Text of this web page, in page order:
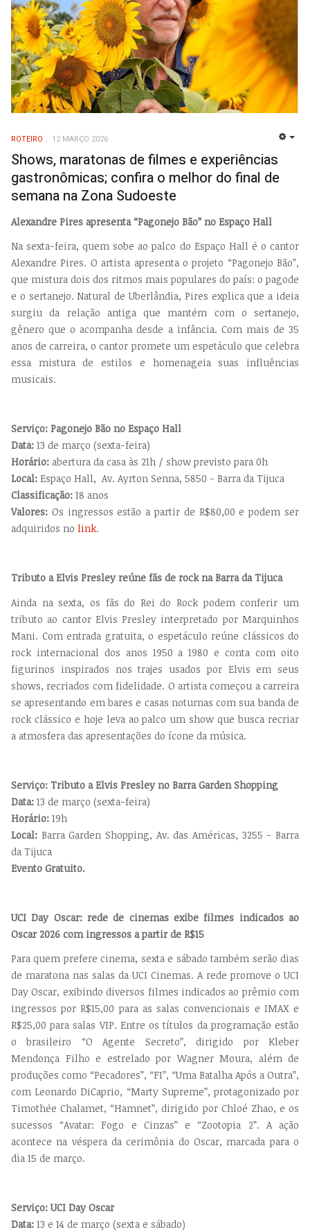
ROTEIRO 12 MARÇO 2026
Shows, maratonas de filmes e experiências
gastronômicas; confira o melhor do final de
semana na Zona Sudoeste
Alexandre Pires apresenta “Pagonejo Bão” no Espaço Hall
Na sexta-feira, quem sobe ao palco do Espaço Hall é o cantor
Alexandre Pires. O artista apresenta o projeto “Pagonejo Bão”,
que mistura dois dos ritmos mais populares do país: o pagode
e o sertanejo. Natural de Uberlândia, Pires explica que a ideia
surgiu da relação antiga que mantém com o sertanejo,
gênero que o acompanha desde a infância. Com mais de 35
anos de carreira, o cantor promete um espetáculo que celebra
essa mistura de estilos e homenageia suas influências
musicais.
Serviço: Pagonejo Bão no Espaço Hall
Data: 13 de março (sexta-feira)
Horário: abertura da casa às 21h / show previsto para 0h
Local: Espaço Hall, Av. Ayrton Senna, 5850 - Barra da Tijuca
Classificação: 18 anos
Valores: Os ingressos estão a partir de R$80,00 e podem ser
adquiridos no link.
Tributo a Elvis Presley reúne fãs de rock na Barra da Tijuca
Ainda na sexta, os fãs do Rei do Rock podem conferir um
tributo ao cantor Elvis Presley interpretado por Marquinhos
Mani. Com entrada gratuita, o espetáculo reúne clássicos do
rock internacional dos anos 1950 a 1980 e conta com oito
figurinos inspirados nos trajes usados por Elvis em seus
shows, recriados com fidelidade. O artista começou a carreira
se apresentando em bares e casas noturnas com sua banda de
rock clássico e hoje leva ao palco um show que busca recriar
a atmosfera das apresentações do ícone da música.
Serviço: Tributo a Elvis Presley no Barra Garden Shopping
Data: 13 de março (sexta-feira)
Horário: 19h
Local: Barra Garden Shopping, Av. das Américas, 3255 - Barra
da Tijuca
Evento Gratuito.
UCI Day Oscar: rede de cinemas exibe filmes indicados ao
Oscar 2026 com ingressos a partir de R$15
Para quem prefere cinema, sexta e sábado também serão dias
de maratona nas salas da UCI Cinemas. A rede promove o UCI
Day Oscar, exibindo diversos filmes indicados ao prêmio com
ingressos por R$15,00 para as salas convencionais e IMAX e
R$25,00 para salas VIP. Entre os títulos da programação estão
o brasileiro “O Agente Secreto”, dirigido por Kleber
Mendonça Filho e estrelado por Wagner Moura, além de
produções como “Pecadores”, “F1”, “Uma Batalha Após a Outra”,
com Leonardo DiCaprio, “Marty Supreme”, protagonizado por
Timothée Chalamet, “Hamnet”, dirigido por Chloé Zhao, e os
sucessos “Avatar: Fogo e Cinzas” e “Zootopia 2”. A ação
acontece na véspera da cerimônia do Oscar, marcada para o
dia 15 de março.
Serviço: UCI Day Oscar
Data: 13 e 14 de março (sexta e sábado)